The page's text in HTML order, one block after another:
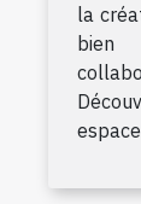
la
bien